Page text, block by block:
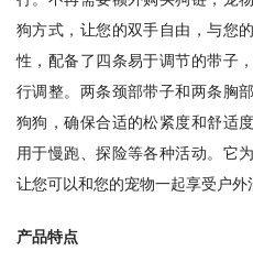
狗方式，让您的双手自由，与您
性，配备了四条易于调节的带子
行调整。两条颈部带子和两条胸
狗狗，确保合适的松紧度和舒适
用于慢跑、探险等各种活动。它
让您可以和您的宠物一起享受户外
产品特点